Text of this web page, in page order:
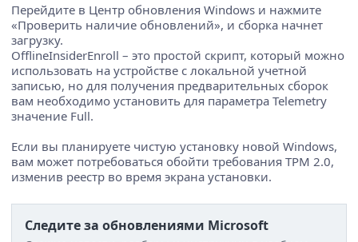
Перейдите в Центр обновления Windows и нажмите
«Проверить наличие обновлений», и сборка начнет
загрузку.
OfflineInsiderEnroll – это простой скрипт, который можно
использовать на устройстве с локальной учетной
записью, но для получения предварительных сборок
вам необходимо установить для параметра Telemetry
значение Full.
Если вы планируете чистую установку новой Windows,
вам может потребоваться обойти требования TPM 2.0,
изменив реестр во время экрана установки.
Следите за обновлениями Microsoft